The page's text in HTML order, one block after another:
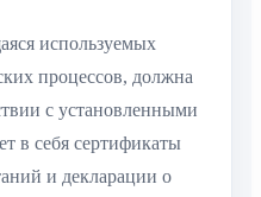
используемых
процессов, должна
с установленными
в себя сертификаты
и декларации о